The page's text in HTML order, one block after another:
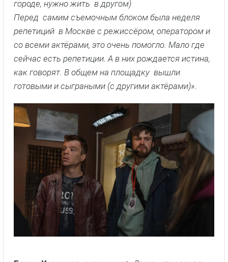
городе, нужно жить в другом)
Перед самим съемочным блоком была неделя
репетиций в Москве с режиссёром, оператором и
со всеми актёрами, это очень помогло. Мало где
сейчас есть репетиции. А в них рождается истина,
как говорят. В общем на площадку вышли
готовыми и сыграными (с другими актёрами)».